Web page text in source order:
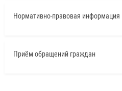
Нормативно-правовая информация
Приём обращений граждан